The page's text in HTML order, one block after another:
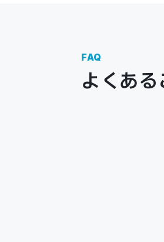
FAQ
よくあ